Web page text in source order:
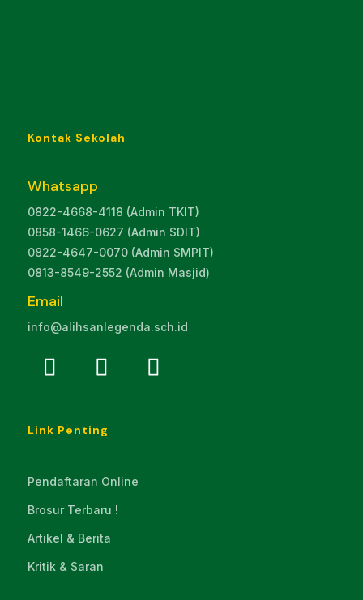
Kontak Sekolah
Whatsapp
0822-4668-4118 (Admin TKIT)
0858-1466-0627 (Admin SDIT)
0822-4647-0070 (Admin SMPIT)
0813-8549-2552 (Admin Masjid)
Email
info@alihsanlegenda.sch.id
Link Penting
Pendaftaran Online
Brosur Terbaru !
Artikel & Berita
Kritik & Saran